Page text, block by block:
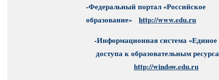
-Федеральный портал «Российское
образование» http://www.edu.ru
-Информационная система
доступа к образовательным
http://window.edu.ru